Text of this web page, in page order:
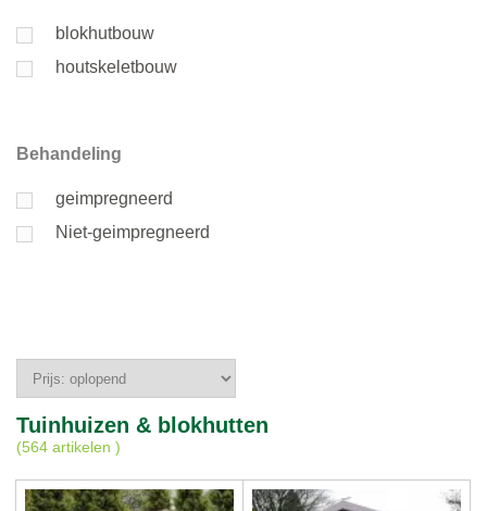
blokhutbouw
houtskeletbouw
Behandeling
geimpregneerd
Niet-geimpregneerd
Tuinhuizen & blokhutten
(564 artikelen )